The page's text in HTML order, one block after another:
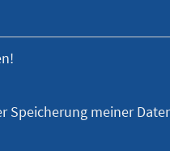
meiner